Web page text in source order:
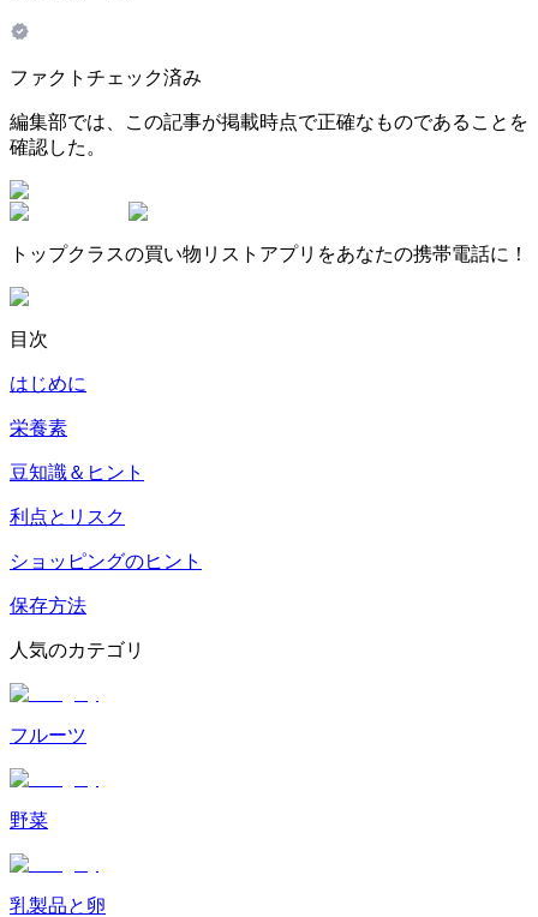
ファクトチェック済み
編集部では、この記事が掲載時点で正確なものであることを
確認した。
トップクラスの買い物リストアプリをあなたの携帯電話に！
目次
はじめに
栄養素
豆知識＆ヒント
利点とリスク
ショッピングのヒント
保存方法
人気のカテゴリ
フルーツ
野菜
乳製品と卵